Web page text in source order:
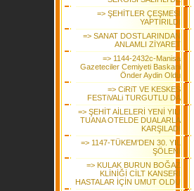
=> ŞEHİTLER ÇEŞMESİ
YAPTIRILDI
=> SANAT DOSTLARINDAN
ANLAMLI ZİYARET
=> 1144-2432c-Manisa
Gazeteciler Cemiyeti Baskani
Önder Aydin Oldu
=> CiRiT VE KESKES
FESTiVALi TURGUTLU DA
=> ŞEHİT AİLELERİ YENİ YILI
TUANA OTELDE DUALARLA
KARŞILADI
=> 1147-TÜKEM’DEN 30. YIL
ŞÖLENİ
=> KULAK BURUN BOĞAZ
KLİNİĞİ CİLT KANSERİ
HASTALAR İÇİN UMUT OLDU